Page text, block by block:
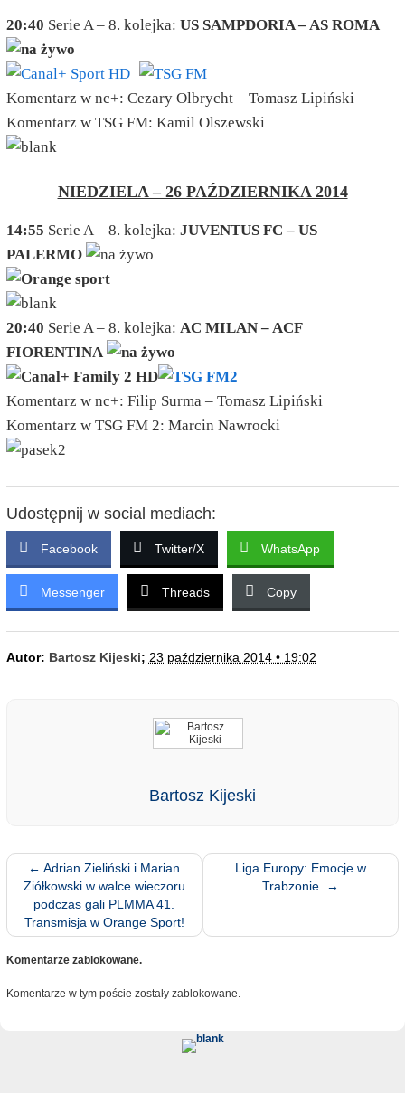
20:40 Serie A – 8. kolejka: US SAMPDORIA – AS ROMA
Komentarz w nc+: Cezary Olbrycht – Tomasz Lipiński
Komentarz w TSG FM: Kamil Olszewski
NIEDZIELA – 26 PAŹDZIERNIKA 2014
14:55 Serie A – 8. kolejka: JUVENTUS FC – US
PALERMO
20:40 Serie A – 8. kolejka: AC MILAN – ACF
FIORENTINA
Komentarz w nc+: Filip Surma – Tomasz Lipiński
Komentarz w TSG FM 2: Marcin Nawrocki
Udostępnij w social mediach:
Facebook Twitter/X WhatsApp
Messenger Threads Copy
Autor: Bartosz Kijeski; 23 października 2014 • 19:02
Bartosz Kijeski
← Adrian Zieliński i Marian
Ziółkowski w walce wieczoru
podczas gali PLMMA 41.
Transmisja w Orange Sport!
Liga Europy: Emocje w
Trabzonie.
→
Komentarze zablokowane.
Komentarze w tym poście zostały zablokowane.